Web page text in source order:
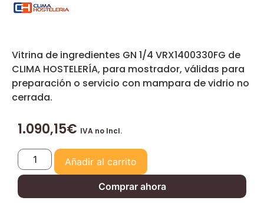
Vitrina de ingredientes GN 1/4 VRX1400330FG de
CLIMA HOSTELERÍA, para mostrador, válidas para
preparación o servicio con mampara de vidrio no
cerrada.
1.090,15€ IVA no Incl.
Añadir al carrito
Comprar ahora